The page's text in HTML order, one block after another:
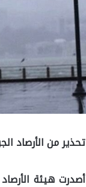
تحذير من الأرصاد
أصدرت هيئة